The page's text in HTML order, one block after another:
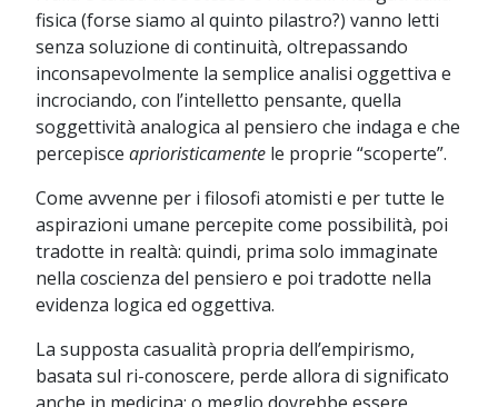
fisica (forse siamo al quinto pilastro?) vanno letti
senza soluzione di continuità, oltrepassando
inconsapevolmente la semplice analisi oggettiva e
incrociando, con l’intelletto pensante, quella
soggettività analogica al pensiero che indaga e che
percepisce aprioristicamente le proprie “scoperte”.
Come avvenne per i filosofi atomisti e per tutte le
aspirazioni umane percepite come possibilità, poi
tradotte in realtà: quindi, prima solo immaginate
nella coscienza del pensiero e poi tradotte nella
evidenza logica ed oggettiva.
La supposta casualità propria dell’empirismo,
basata sul ri-conoscere, perde allora di significato